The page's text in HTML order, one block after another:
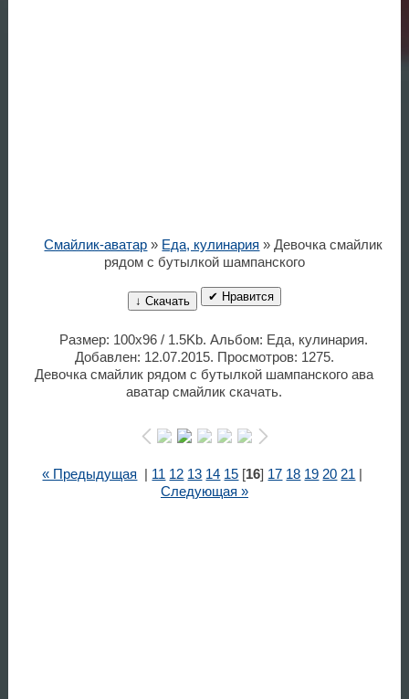
Смайлик-аватар » Еда, кулинария » Девочка смайлик
рядом с бутылкой шампанского
↓ Скачать ✔ Нравится
Размер: 100x96 / 1.5Kb. Альбом: Еда, кулинария.
Добавлен: 12.07.2015. Просмотров: 1275.
Девочка смайлик рядом с бутылкой шампанского ава
аватар смайлик скачать.
« Предыдущая 11 12 13 14 15 [16] 17 18 19 20 21
Следующая »